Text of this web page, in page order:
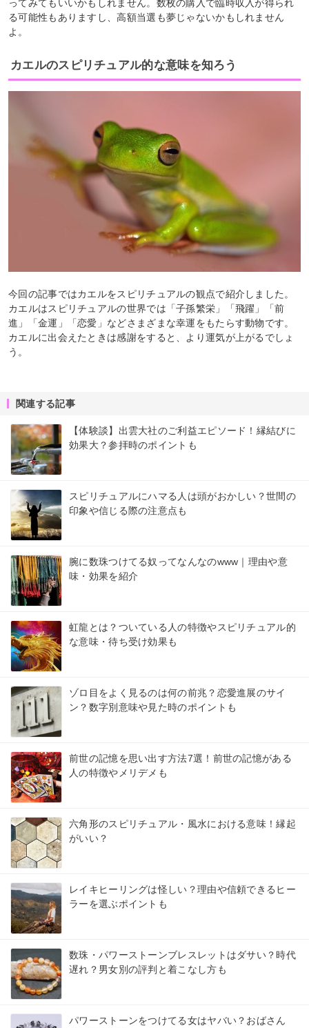
ってみてもいいかもしれません。数枚の購入で臨時収入が得られ
る可能性もありますし、高額当選も夢じゃないかもしれません
よ。
カエルのスピリチュアル的な意味を知ろう
今回の記事ではカエルをスピリチュアルの観点で紹介しました。
カエルはスピリチュアルの世界では「子孫繁栄」「飛躍」「前
進」「金運」「恋愛」などさまざまな幸運をもたらす動物です。
カエルに出会えたときは感謝をすると、より運気が上がるでしょ
う。
関連する記事
【体験談】出雲大社のご利益エピソード！縁結びに
効果大？参拝時のポイントも
スピリチュアルにハマる人は頭がおかしい？世間の
印象や信じる際の注意点も
腕に数珠つけてる奴ってなんなのwww｜理由や意
味・効果を紹介
虹龍とは？ついている人の特徴やスピリチュアル的
な意味・待ち受け効果も
ゾロ目をよく見るのは何の前兆？恋愛進展のサイ
ン？数字別意味や見た時のポイントも
前世の記憶を思い出す方法7選！前世の記憶がある
人の特徴やメリデメも
六角形のスピリチュアル・風水における意味！縁起
がいい？
レイキヒーリングは怪しい？理由や信頼できるヒー
ラーを選ぶポイントも
数珠・パワーストーンブレスレットはダサい？時代
遅れ？男女別の評判と着こなし方も
パワーストーンをつけてる女はヤバい？おばさん